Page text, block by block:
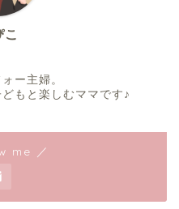
こ
ー主婦。
もと楽しむママです♪
me ／